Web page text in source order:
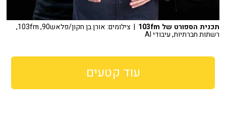
תכנית הספורט של 103fm | צילומים: אורן בן חקון/פלאש90, 103fm,
רשתות חברתיות, עיבודי AI
עוד קטעים